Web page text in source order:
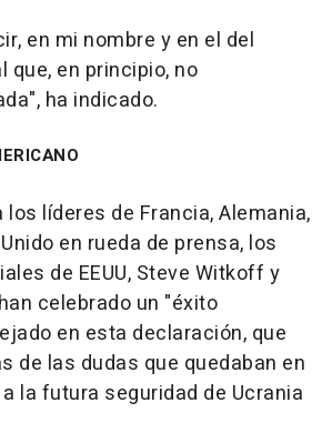
en mi nombre y en el del
que, en principio, no
ha indicado.
líderes de Francia, Alemania,
en rueda de prensa, los
de EEUU, Steve Witkoff y
celebrado un "éxito
en esta declaración, que
de las dudas que quedaban en
la futura seguridad de Ucrania